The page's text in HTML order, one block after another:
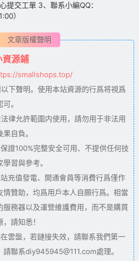
提交工單 3、聯系小編QQ：
）
文章版權聲明
資源鋪
smallshops.top/
下聲明。使用本站資源的行爲将視爲
。
律允許範圍内使用，請勿用于非法用
自負。
證100%完整安全可用、不提供任何技
習與參考。
充值發電、開通會員等消費行爲僅作
情贊助，均爲用戶本人自願行爲。相當
服務器以及運營維護費用，而不是購買
請知悉！
雲盤，若鏈接失效，請聯系我們第一
聯系diy945945@111.com處理。